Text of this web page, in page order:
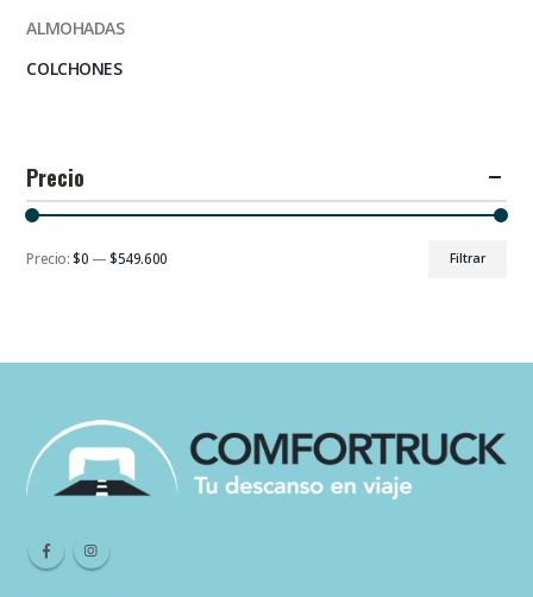
ALMOHADAS
COLCHONES
Precio
Precio
Precio
Filtrar
Precio:$0 —$549.600